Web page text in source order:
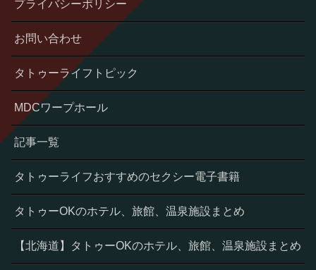
プライバシーポリシー
お問い合わせ
タトゥーライフトピック
MDCワープホール
記事一覧
タトゥーライフおすすめのセクシー電子書籍
タトゥーOKのホテル、旅館、温泉施設まとめ
【北海道】タトゥーOKのホテル、旅館、温泉施設まとめ